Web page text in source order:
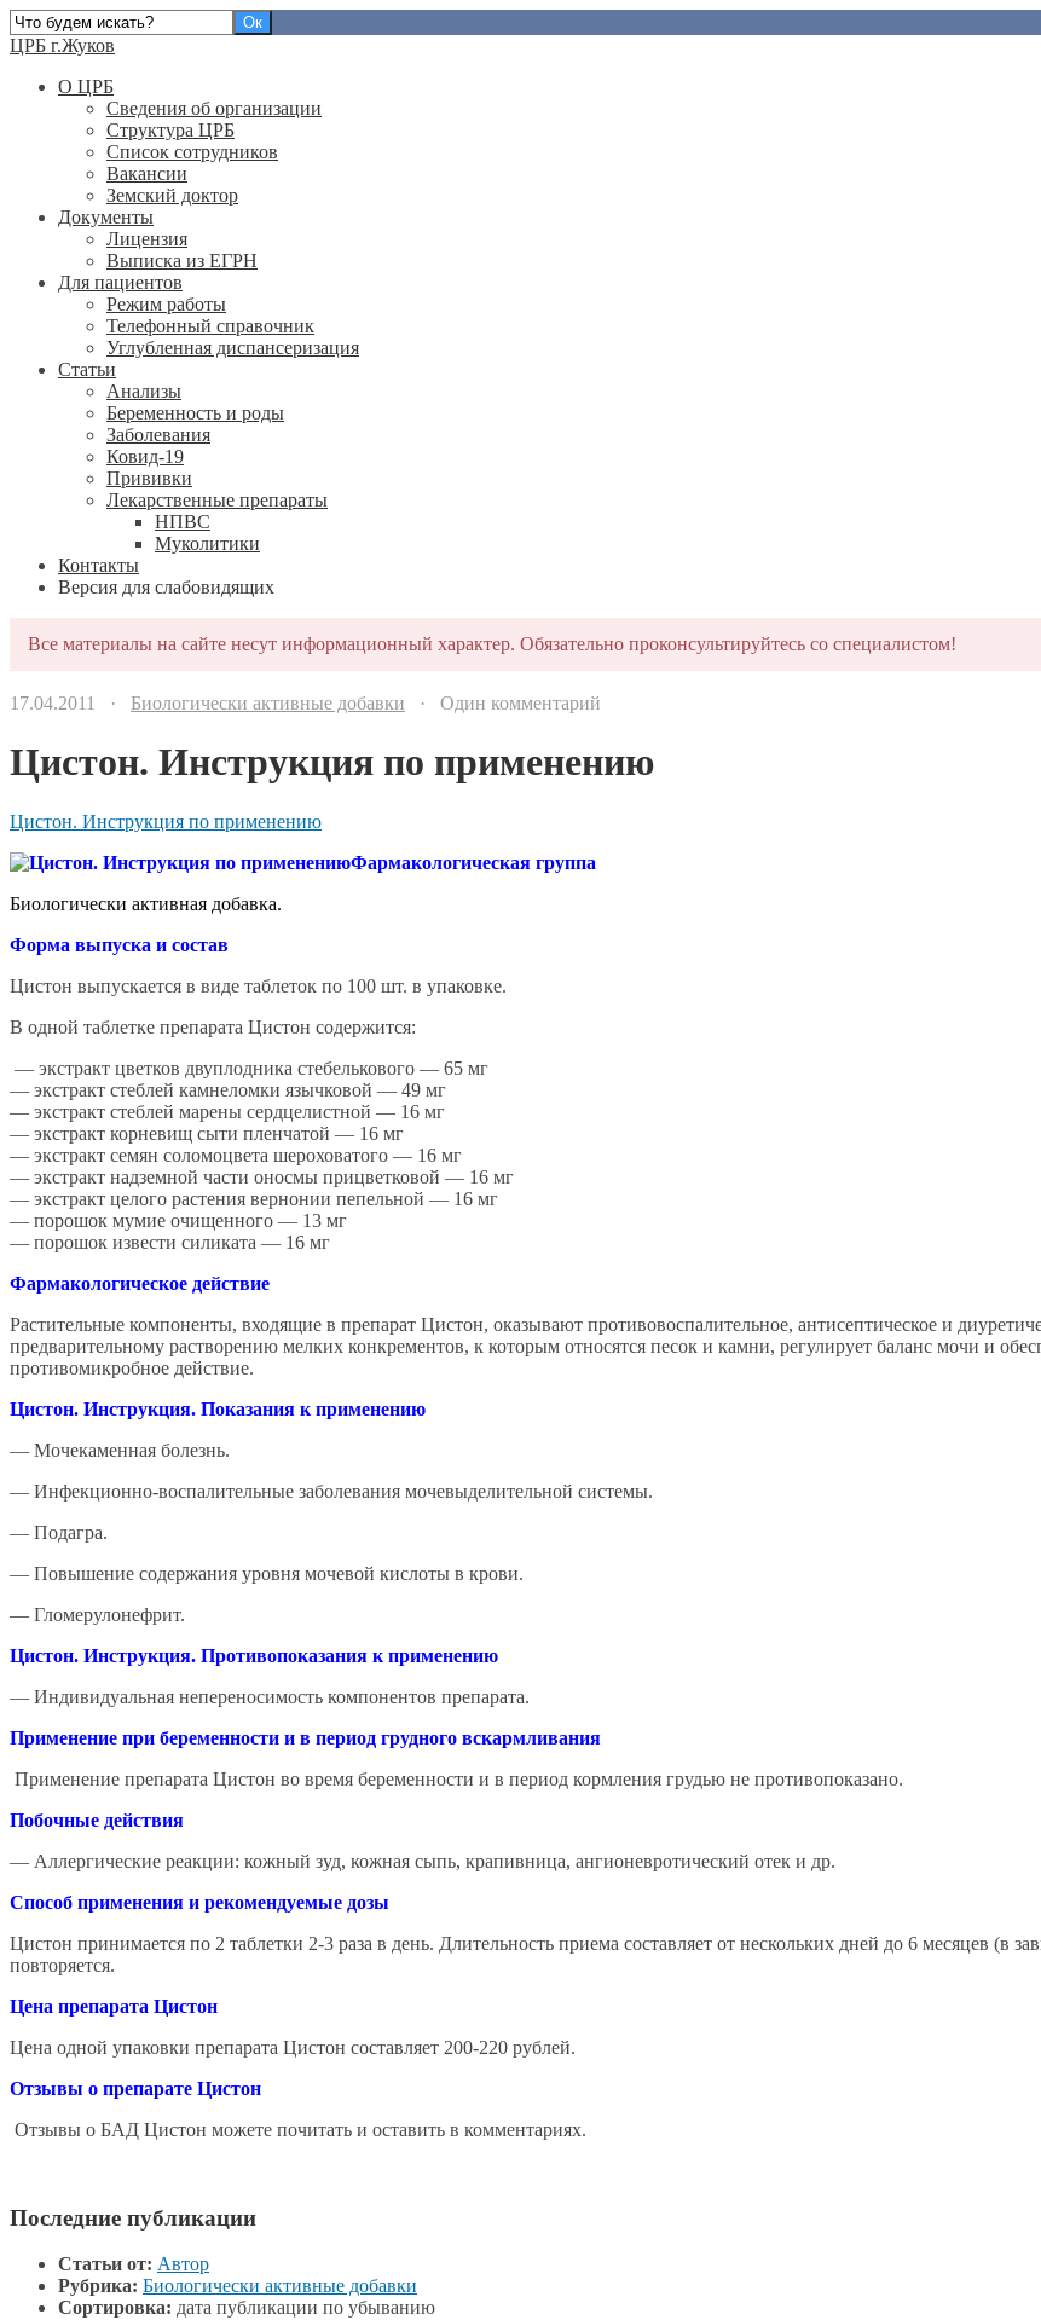
ЦРБ г.Жуков
О ЦРБ
Сведения об организации
Структура ЦРБ
Список сотрудников
Вакансии
Земский доктор
Документы
Лицензия
Выписка из ЕГРН
Для пациентов
Режим работы
Телефонный справочник
Углубленная диспансеризация
Статьи
Анализы
Беременность и роды
Заболевания
Ковид-19
Прививки
Лекарственные препараты
НПВС
Муколитики
Контакты
Версия для слабовидящих
Все материалы на сайте несут информационный характер. Обязательно проконсультируйтесь со специалистом!
17.04.2011 · Биологически активные добавки · Один комментарий
Цистон. Инструкция по применению
Цистон. Инструкция по применению
Фармакологическая группа
Биологически активная добавка.
Форма выпуска и состав
Цистон выпускается в виде таблеток по 100 шт. в упаковке.
В одной таблетке препарата Цистон содержится:
— экстракт цветков двуплодника стебелькового — 65 мг
— экстракт стеблей камнеломки язычковой — 49 мг
— экстракт стеблей марены сердцелистной — 16 мг
— экстракт корневищ сыти пленчатой — 16 мг
— экстракт семян соломоцвета шероховатого — 16 мг
— экстракт надземной части оносмы прицветковой — 16 мг
— экстракт целого растения вернонии пепельной — 16 мг
— порошок мумие очищенного — 13 мг
— порошок извести силиката — 16 мг
Фармакологическое действие
Растительные компоненты, входящие в препарат Цистон, оказывают противовоспалительное, антисептическое и
предварительному растворению мелких конкрементов, к которым относятся песок и камни, регулирует баланс мочи и
противомикробное действие.
Цистон. Инструкция. Показания к применению
— Мочекаменная болезнь.
— Инфекционно-воспалительные заболевания мочевыделительной системы.
— Подагра.
— Повышение содержания уровня мочевой кислоты в крови.
— Гломерулонефрит.
Цистон. Инструкция. Противопоказания к применению
— Индивидуальная непереносимость компонентов препарата.
Применение при беременности и в период грудного вскармливания
Применение препарата Цистон во время беременности и в период кормления грудью не противопоказано.
Побочные действия
— Аллергические реакции: кожный зуд, кожная сыпь, крапивница, ангионевротический отек и др.
Способ применения и рекомендуемые дозы
Цистон принимается по 2 таблетки 2-3 раза в день. Длительность приема составляет от нескольких дней до 6 месяцев (в
повторяется.
Цена препарата Цистон
Цена одной упаковки препарата Цистон составляет 200-220 рублей.
Отзывы о препарате Цистон
Отзывы о БАД Цистон можете почитать и оставить в комментариях.
Последние публикации
Статьи от: Автор
Рубрика: Биологически активные добавки
Сортировка: дата публикации по убыванию